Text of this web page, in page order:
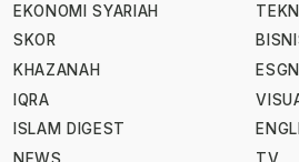
EKONOMI SYARIAH
SKOR
KHAZANAH
IQRA
ISLAM DIGEST